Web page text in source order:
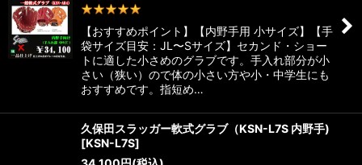
【おすすめポイント】【内野手用 小サイズ】【手
袋サイズ目安：JL〜Sサイズ】セカンド・ショー
トに適した小さめのグラブです。手入れ部分が小
さい（狭い）ので体の小さい方や小・中学生にも
おすすめです。指短め…
久保田スラッガー軟式グラブ（KSN-L7S 内野手)
[KSN-L7S]